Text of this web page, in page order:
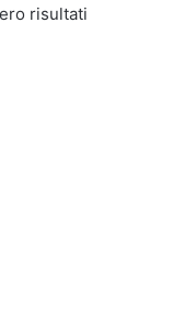
risultati